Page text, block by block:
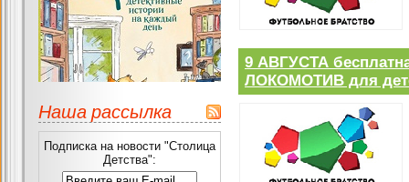
9 АВГУСТА
ЛОКОМОТИВ для
Наша рассылка
Подписка на новости "Столица
Детства":